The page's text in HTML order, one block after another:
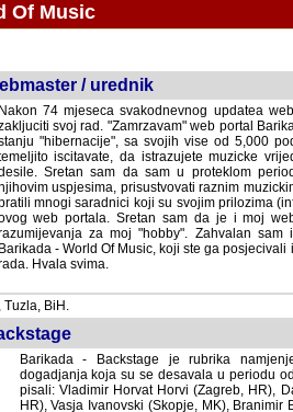
Of Music
/ urednik
Nakon 74 mjeseca svakodnevnog updatea
svoj rad. "Zamrzavam" web portal
"hibernacije", sa svojih vise od 5,000
iscitavate, da istrazujete muzicke
sam da sam u proteklom periodu
prisustvovati raznim muzickim
saradnici koji su svojim prilozima
portala. Sretan sam da je i moj web
za moj "hobby". Zahvalan
Barikada - World Of Music, koji ste ga
Hvala svima.
BiH.
Barikada - Backstage je rubrika
dogadjanja koja su se desavala u periodu
pisali: Vladimir Horvat Horvi (Zagreb, HR),
HR), Vasja Ivanovski (Skopje, MK),